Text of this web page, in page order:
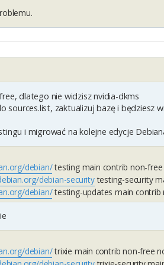
dlatego nie widzisz nvidia-dkms
sources.list, zaktualizuj bazę i będziesz
i migrować na kolejne edycje
debian/testing main contrib non-
debian-securitytesting-security
debian/testing-updates main
debian/trixie main contrib non-free